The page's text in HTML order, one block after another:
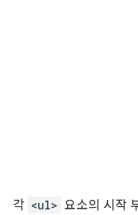
각 <ul> 요소의 시작